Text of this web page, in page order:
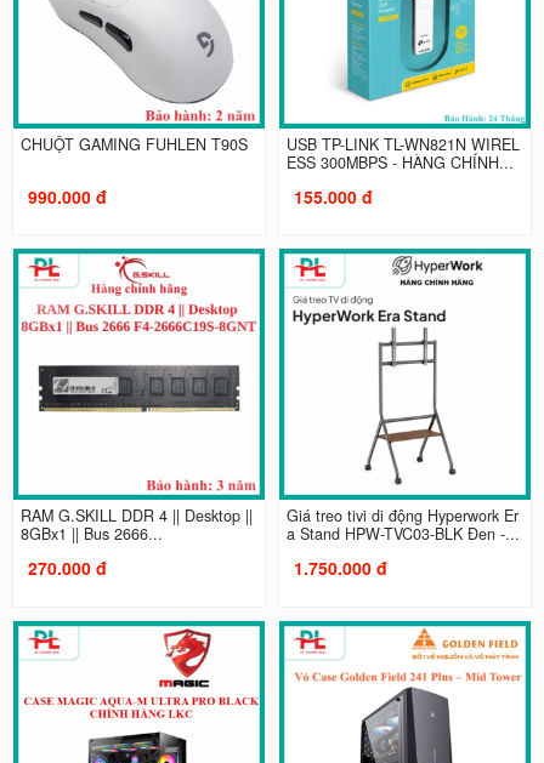
CHUỘT GAMING FUHLEN T90S
990.000 đ
USB TP-LINK TL-WN821N WIREL
ESS 300MBPS - HÀNG CHÍNH...
155.000 đ
RAM G.SKILL DDR 4 || Desktop ||
8GBx1 || Bus 2666...
270.000 đ
Giá treo tivi di động Hyperwork Er
a Stand HPW-TVC03-BLK Đen -...
1.750.000 đ